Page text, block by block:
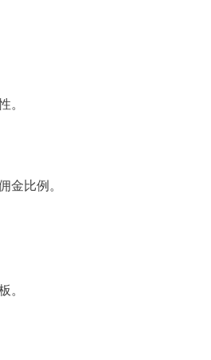
。
金比例。
。